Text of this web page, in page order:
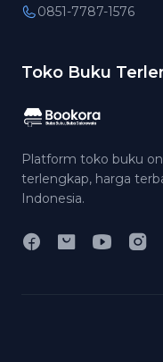
0851-7787-1576
Toko Buku
Platform toko buku
terlengkap, harga
Indonesia.